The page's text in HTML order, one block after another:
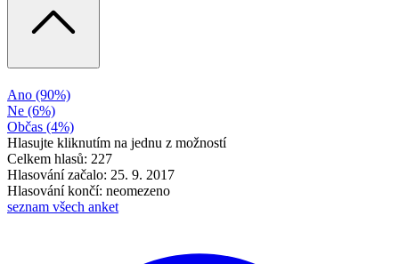
Ano (90%)
Ne (6%)
Občas (4%)
Hlasujte kliknutím na jednu z možností
Celkem hlasů: 227
Hlasování začalo: 25. 9. 2017
Hlasování končí: neomezeno
seznam všech anket